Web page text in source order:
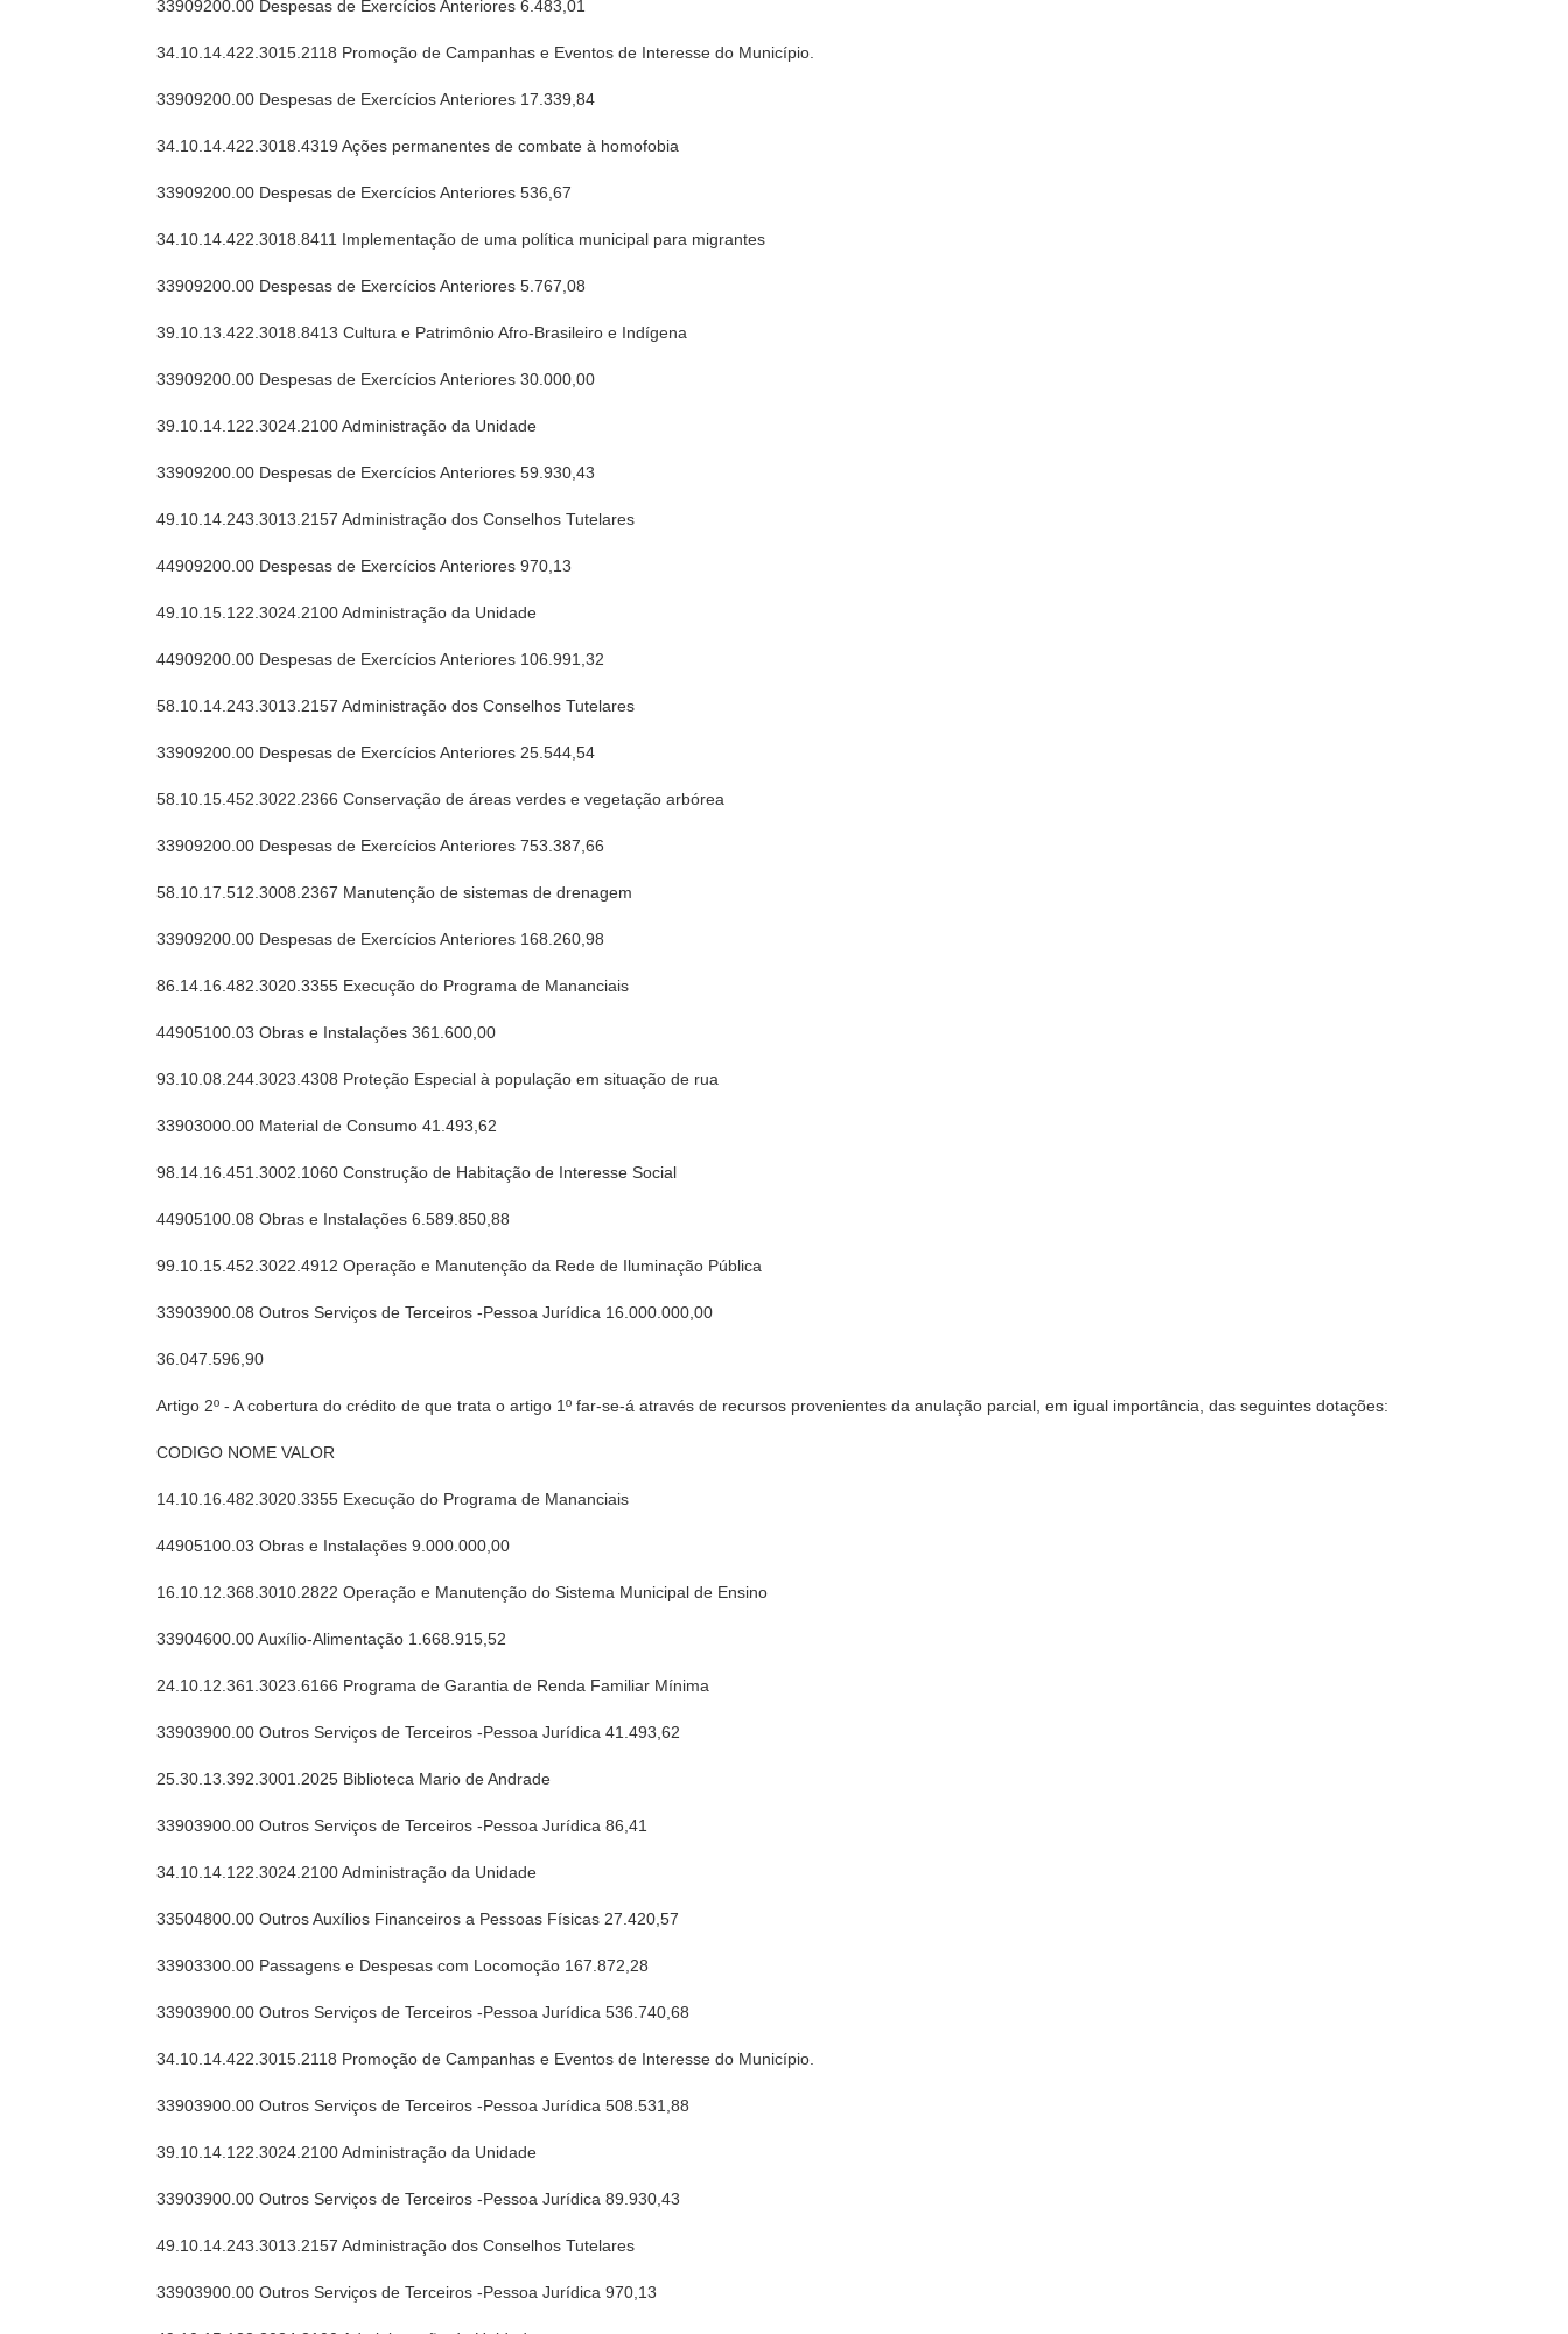
33909200.00 Despesas de Exercícios Anteriores 6.483,01
34.10.14.422.3015.2118 Promoção de Campanhas e Eventos de Interesse do Município.
33909200.00 Despesas de Exercícios Anteriores 17.339,84
34.10.14.422.3018.4319 Ações permanentes de combate à homofobia
33909200.00 Despesas de Exercícios Anteriores 536,67
34.10.14.422.3018.8411 Implementação de uma política municipal para migrantes
33909200.00 Despesas de Exercícios Anteriores 5.767,08
39.10.13.422.3018.8413 Cultura e Patrimônio Afro-Brasileiro e Indígena
33909200.00 Despesas de Exercícios Anteriores 30.000,00
39.10.14.122.3024.2100 Administração da Unidade
33909200.00 Despesas de Exercícios Anteriores 59.930,43
49.10.14.243.3013.2157 Administração dos Conselhos Tutelares
44909200.00 Despesas de Exercícios Anteriores 970,13
49.10.15.122.3024.2100 Administração da Unidade
44909200.00 Despesas de Exercícios Anteriores 106.991,32
58.10.14.243.3013.2157 Administração dos Conselhos Tutelares
33909200.00 Despesas de Exercícios Anteriores 25.544,54
58.10.15.452.3022.2366 Conservação de áreas verdes e vegetação arbórea
33909200.00 Despesas de Exercícios Anteriores 753.387,66
58.10.17.512.3008.2367 Manutenção de sistemas de drenagem
33909200.00 Despesas de Exercícios Anteriores 168.260,98
86.14.16.482.3020.3355 Execução do Programa de Mananciais
44905100.03 Obras e Instalações 361.600,00
93.10.08.244.3023.4308 Proteção Especial à população em situação de rua
33903000.00 Material de Consumo 41.493,62
98.14.16.451.3002.1060 Construção de Habitação de Interesse Social
44905100.08 Obras e Instalações 6.589.850,88
99.10.15.452.3022.4912 Operação e Manutenção da Rede de Iluminação Pública
33903900.08 Outros Serviços de Terceiros -Pessoa Jurídica 16.000.000,00
36.047.596,90
Artigo 2º - A cobertura do crédito de que trata o artigo 1º far-se-á através de recursos provenientes da anulação parcial, em igual importância, das seguintes dotações:
CODIGO NOME VALOR
14.10.16.482.3020.3355 Execução do Programa de Mananciais
44905100.03 Obras e Instalações 9.000.000,00
16.10.12.368.3010.2822 Operação e Manutenção do Sistema Municipal de Ensino
33904600.00 Auxílio-Alimentação 1.668.915,52
24.10.12.361.3023.6166 Programa de Garantia de Renda Familiar Mínima
33903900.00 Outros Serviços de Terceiros -Pessoa Jurídica 41.493,62
25.30.13.392.3001.2025 Biblioteca Mario de Andrade
33903900.00 Outros Serviços de Terceiros -Pessoa Jurídica 86,41
34.10.14.122.3024.2100 Administração da Unidade
33504800.00 Outros Auxílios Financeiros a Pessoas Físicas 27.420,57
33903300.00 Passagens e Despesas com Locomoção 167.872,28
33903900.00 Outros Serviços de Terceiros -Pessoa Jurídica 536.740,68
34.10.14.422.3015.2118 Promoção de Campanhas e Eventos de Interesse do Município.
33903900.00 Outros Serviços de Terceiros -Pessoa Jurídica 508.531,88
39.10.14.122.3024.2100 Administração da Unidade
33903900.00 Outros Serviços de Terceiros -Pessoa Jurídica 89.930,43
49.10.14.243.3013.2157 Administração dos Conselhos Tutelares
33903900.00 Outros Serviços de Terceiros -Pessoa Jurídica 970,13